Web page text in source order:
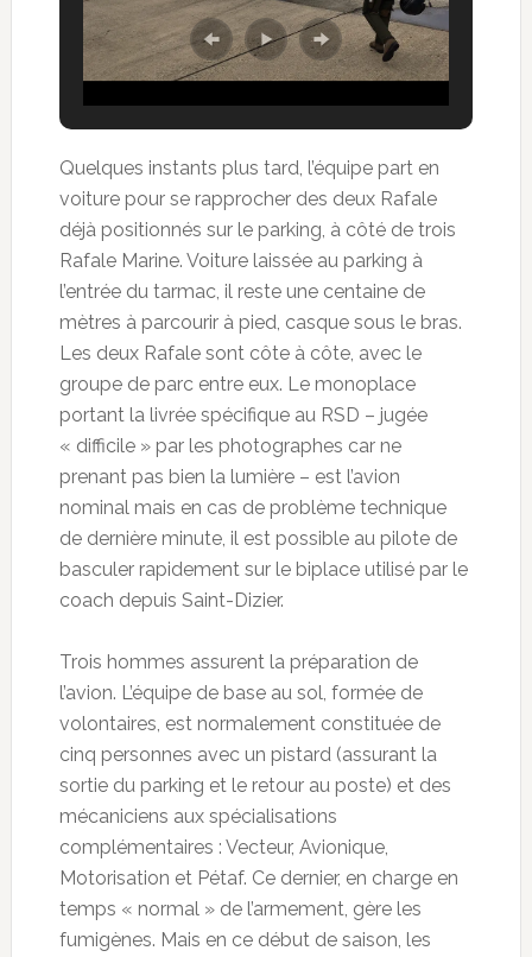
Quelques instants plus tard, l’équipe part en
voiture pour se rapprocher des deux Rafale
déjà positionnés sur le parking, à côté de trois
Rafale Marine. Voiture laissée au parking à
l’entrée du tarmac, il reste une centaine de
mètres à parcourir à pied, casque sous le bras.
Les deux Rafale sont côte à côte, avec le
groupe de parc entre eux. Le monoplace
portant la livrée spécifique au RSD – jugée
« difficile » par les photographes car ne
prenant pas bien la lumière – est l’avion
nominal mais en cas de problème technique
de dernière minute, il est possible au pilote de
basculer rapidement sur le biplace utilisé par le
coach depuis Saint-Dizier.
Trois hommes assurent la préparation de
l’avion. L’équipe de base au sol, formée de
volontaires, est normalement constituée de
cinq personnes avec un pistard (assurant la
sortie du parking et le retour au poste) et des
mécaniciens aux spécialisations
complémentaires : Vecteur, Avionique,
Motorisation et Pétaf. Ce dernier, en charge en
temps « normal » de l’armement, gère les
fumigènes. Mais en ce début de saison, les